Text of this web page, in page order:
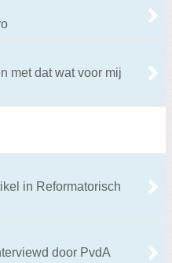
met dat wat voor mij
in Reformatorisch
door PvdA